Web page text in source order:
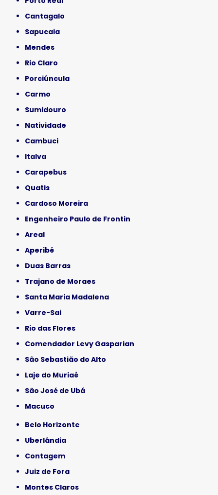
Cantagalo
Sapucaia
Mendes
Rio Claro
Porciúncula
Carmo
Sumidouro
Natividade
Cambuci
Italva
Carapebus
Quatis
Cardoso Moreira
Engenheiro Paulo de Frontin
Areal
Aperibé
Duas Barras
Trajano de Moraes
Santa Maria Madalena
Varre-Sai
Rio das Flores
Comendador Levy Gasparian
São Sebastião do Alto
Laje do Muriaé
São José de Ubá
Macuco
Belo Horizonte
Uberlândia
Contagem
Juiz de Fora
Montes Claros